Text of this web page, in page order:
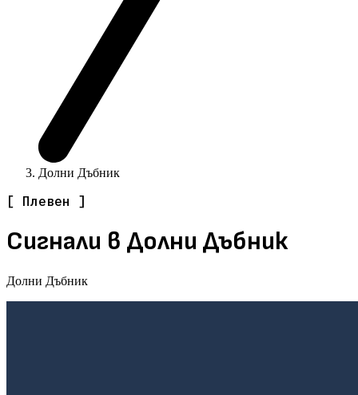
Долни Дъбник
[ Плевен ]
Сигнали в Долни Дъбник
Долни Дъбник